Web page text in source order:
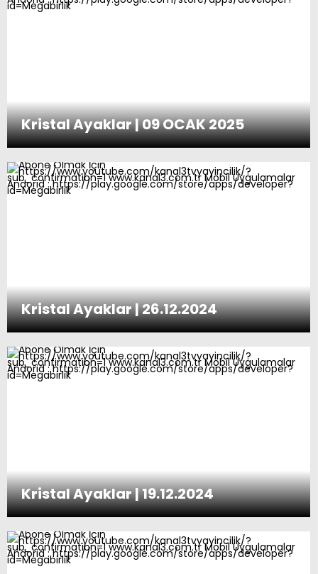
Kristal Ayaklar | 09 OCAK 2025
Kristal Ayaklar | 26.12.2024
Kristal Ayaklar | 19.12.2024